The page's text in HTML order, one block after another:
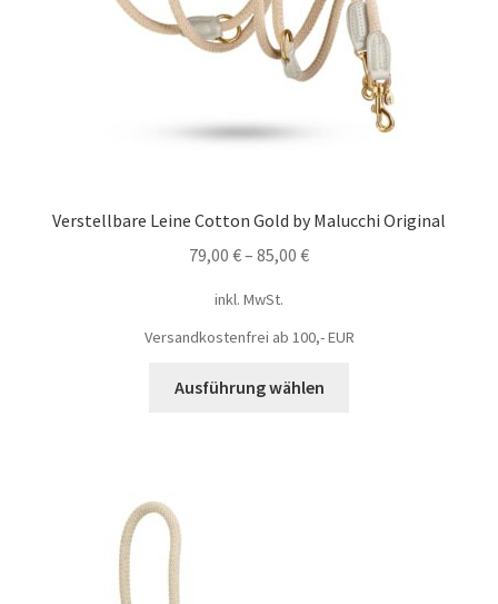
Verstellbare Leine Cotton Gold by Malucchi Original
79,00 €– 85,00 €
inkl. MwSt.
Versandkostenfrei ab 100,- EUR
Ausführung wählen